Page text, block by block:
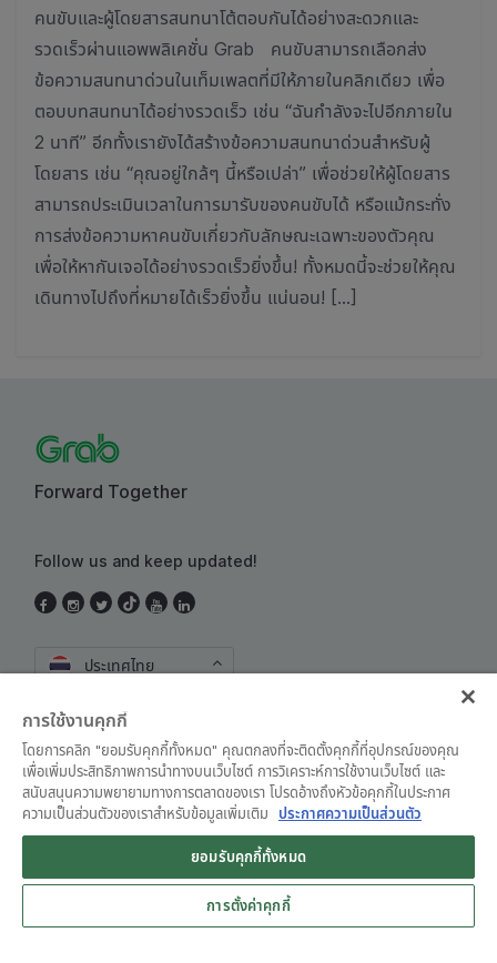
คนขับและผู้โดยสารสนทนาโต้ตอบกันได้อย่างสะดวกและ
รวดเร็วผ่านแอพพลิเคชั่น Grab คนขับสามารถเลือกส่ง
ข้อความสนทนาด่วนในเท็มเพลตที่มีให้ภายในคลิกเดียว เพื่อ
ตอบบทสนทนาได้อย่างรวดเร็ว เช่น “ฉันกำลังจะไปอีกภายใน
2 นาที” อีกทั้งเรายังได้สร้างข้อความสนทนาด่วนสำหรับผู้
โดยสาร เช่น “คุณอยู่ใกล้ๆ นี้หรือเปล่า” เพื่อช่วยให้ผู้โดยสาร
สามารถประเมินเวลาในการมารับของคนขับได้ หรือแม้กระทั่ง
การส่งข้อความหาคนขับเกี่ยวกับลักษณะเฉพาะของตัวคุณ
เพื่อให้หากันเจอได้อย่างรวดเร็วยิ่งขึ้น! ทั้งหมดนี้จะช่วยให้คุณ
เดินทางไปถึงที่หมายได้เร็วยิ่งขึ้น แน่นอน! […]
Forward Together
Follow us and keep updated!
ประเทศไทย
ข้อตกลงและเงื่อนไขการใช้งาน •
© Grab 2010 - 2026
การใช้งานคุกกี้
โดยการคลิก "ยอมรับคุกกี้ทั้งหมด" คุณตกลงที่จะติดตั้งคุกกี้ที่อุปกรณ์ของคุณ
เพื่อเพิ่มประสิทธิภาพการนำทางบนเว็บไซต์ การวิเคราะห์การใช้งานเว็บไซต์ และ
สนับสนุนความพยายามทางการตลาดของเรา โปรดอ้างถึงหัวข้อคุกกี้ในประกาศ
ความเป็นส่วนตัวของเราสำหรับข้อมูลเพิ่มเติม
ประกาศความเป็นส่วนตัว
ยอมรับคุกกี้ทั้งหมด
การตั้งค่าคุกกี้